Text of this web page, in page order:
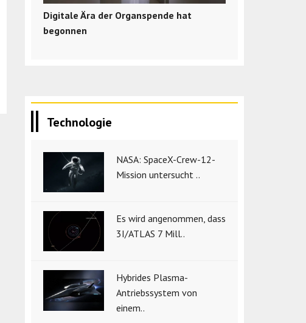
Digitale Ära der Organspende hat
begonnen
Technologie
NASA: SpaceX-Crew-12-
Mission untersucht ..
Es wird angenommen, dass
3I/ATLAS 7 Mill..
Hybrides Plasma-
Antriebssystem von
einem..